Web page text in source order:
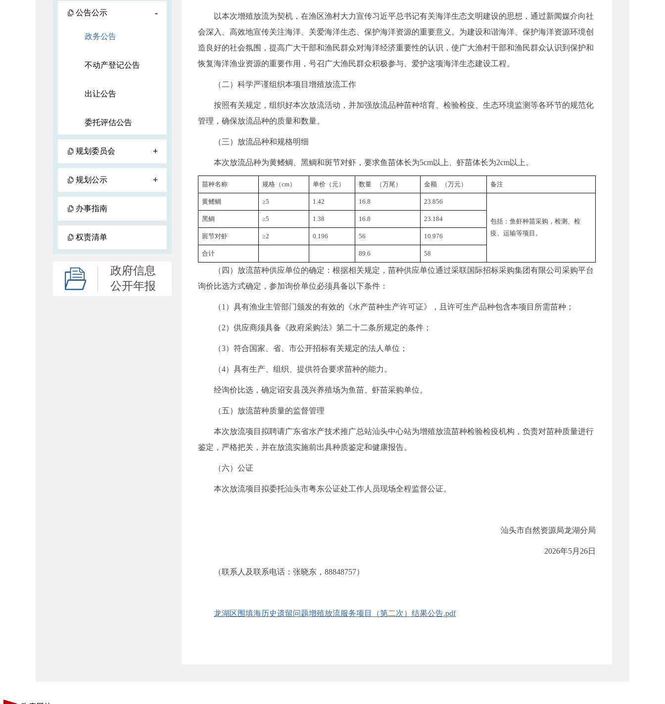
公告公示 -
政务公告
不动产登记公告
出让公告
委托评估公告
规划委员会 +
规划公示 +
办事指南
权责清单
政府信息
公开年报
以本次增殖放流为契机，在渔区渔村大力宣传习近平总书记有关海洋生态文明建设的思想，通过新闻媒介向社
会深入、高效地宣传关注海洋、关爱海洋生态、保护海洋资源的重要意义。为建设和谐海洋、保护海洋资源环境创
造良好的社会氛围，提高广大干部和渔民群众对海洋经济重要性的认识，使广大渔村干部和渔民群众认识到保护和
恢复海洋渔业资源的重要作用，号召广大渔民群众积极参与、爱护这项海洋生态建设工程。
（二）科学严谨组织本项目增殖放流工作
按照有关规定，组织好本次放流活动，并加强放流品种苗种培育、检验检疫、生态环境监测等各环节的规范化
管理，确保放流品种的质量和数量。
（三）放流品种和规格明细
本次放流品种为黄鳍鲷、黑鲷和斑节对虾，要求鱼苗体长为5cm以上、虾苗体长为2cm以上。
苗种名称 规格（cm） 单价（元） 数量   （万尾） 金额   （万元） 备注
黄鳍鲷 ≥5 1.42 16.8 23.856
包括：鱼虾种苗采购，检测、检
疫、运输等项目。
黑鲷 ≥5 1.38 16.8 23.184
斑节对虾 ≥2 0.196 56 10.976
合计 89.6 58
（四）放流苗种供应单位的确定：根据相关规定，苗种供应单位通过采联国际招标采购集团有限公司采购平台
询价比选方式确定，参加询价单位必须具备以下条件：
（1）具有渔业主管部门颁发的有效的《水产苗种生产许可证》，且许可生产品种包含本项目所需苗种；
（2）供应商须具备《政府采购法》第二十二条所规定的条件；
（3）符合国家、省、市公开招标有关规定的法人单位；
（4）具有生产、组织、提供符合要求苗种的能力。
经询价比选，确定诏安县茂兴养殖场为鱼苗、虾苗采购单位。
（五）放流苗种质量的监督管理
本次放流项目拟聘请广东省水产技术推广总站汕头中心站为增殖放流苗种检验检疫机构，负责对苗种质量进行
鉴定，严格把关，并在放流实施前出具种质鉴定和健康报告。
（六）公证
本次放流项目拟委托汕头市粤东公证处工作人员现场全程监督公证。
汕头市自然资源局龙湖分局
2026年5月26日
（联系人及联系电话：张晓东，88848757）
龙湖区围填海历史遗留问题增殖放流服务项目（第二次）结果公告.pdf